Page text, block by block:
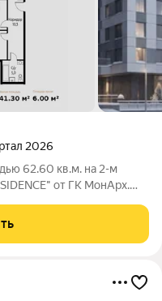
2026
62.60 кв.м. на 2-м
от ГК МонАрх.
городской жизнью и